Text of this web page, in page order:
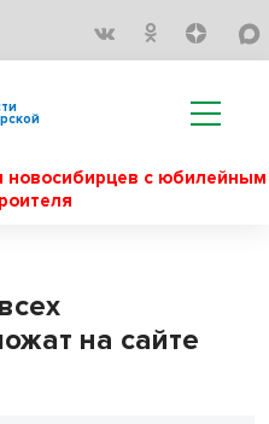
новосибирцев с юбилейным
на сайте